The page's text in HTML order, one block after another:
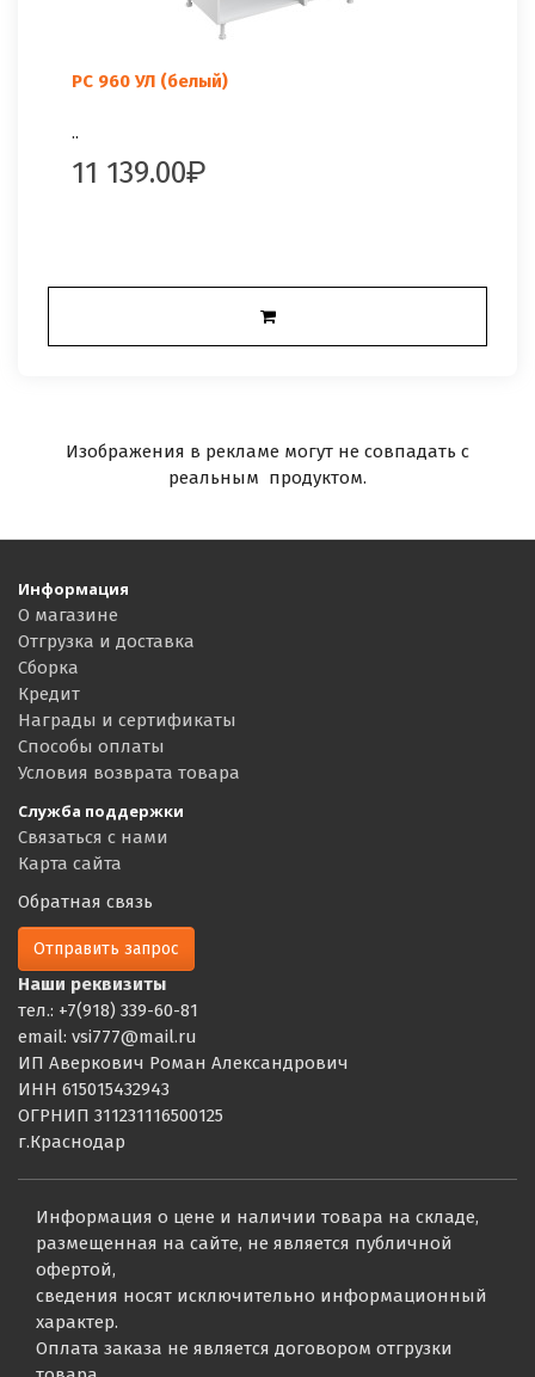
РС 960 УЛ (белый)
..
11 139.00
Изображения в рекламе могут не совпадать с
реальным продуктом.
Информация
О магазине
Отгрузка и доставка
Сборка
Кредит
Награды и сертификаты
Способы оплаты
Условия возврата товара
Служба поддержки
Связаться с нами
Карта сайта
Обратная связь
Отправить запрос
Наши реквизиты
тел.: +7(918) 339-60-81
email: vsi777@mail.ru
ИП Аверкович Роман Александрович
ИНН 615015432943
ОГРНИП 311231116500125
г.Краснодар
Информация о цене и наличии товара на складе,
размещенная на сайте, не является публичной
офертой,
сведения носят исключительно информационный
характер.
Оплата заказа не является договором отгрузки